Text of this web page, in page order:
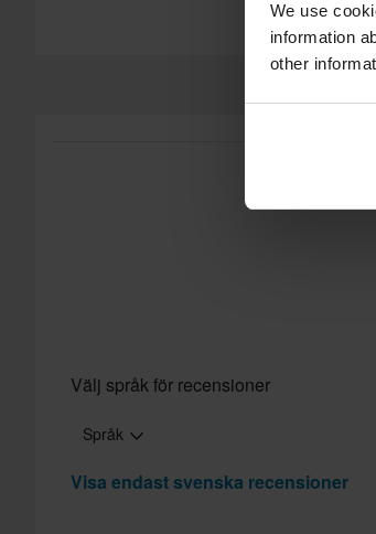
We use
information
other
för mer information och
Välj språk för recensioner
Språk
Visa endast svenska recensioner